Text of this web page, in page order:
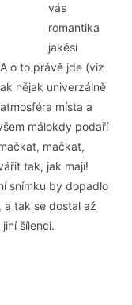
vás
romantika
jakési
o to právě jde (viz
nějak univerzálně
místa a
málokdy podaří
mačkat,
tak, jak mají!
snímku by dopadlo
a tak se dostal až
šílenci.